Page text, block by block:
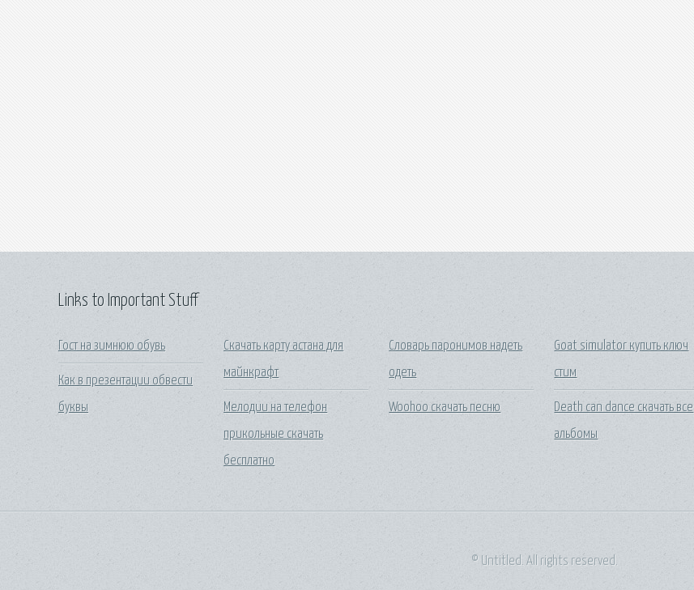
Links to Important Stuff
Гост на зимнюю обувь
Как в презентации обвести
буквы
Скачать карту астана для
майнкрафт
Мелодии на телефон
прикольные скачать
бесплатно
Словарь паронимов надеть
одеть
Woohoo скачать песню
Goat simulator купить ключ
стим
Death can dance скачать все
альбомы
© Untitled. All rights reserved.